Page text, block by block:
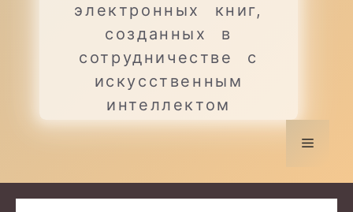
электронных книг,
созданных в
сотрудничестве с
искусственным
интеллектом
Меню